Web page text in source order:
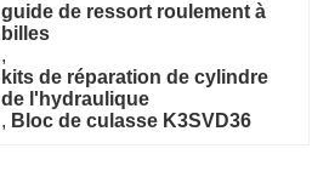
guide de ressort roulement à
billes
,
kits de réparation de cylindre
de l'hydraulique
, Bloc de culasse K3SVD36